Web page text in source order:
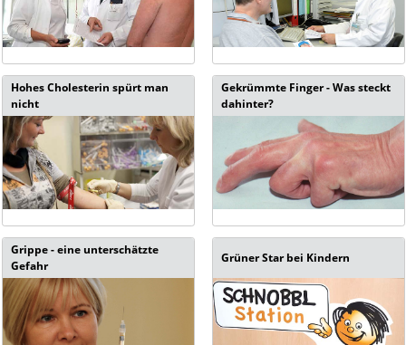
Hohes Cholesterin spürt man
nicht
Gekrümmte Finger - Was steckt
dahinter?
Grippe - eine unterschätzte
Gefahr
Grüner Star bei Kindern